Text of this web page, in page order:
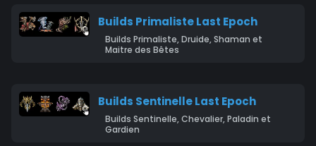
Builds Primaliste Last Epoch
Builds Primaliste, Druide, Shaman et
Maitre des Bêtes
Builds Sentinelle Last Epoch
Builds Sentinelle, Chevalier, Paladin et
Gardien